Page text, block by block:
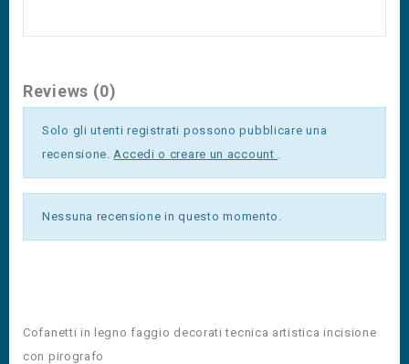
Reviews (0)
Solo gli utenti registrati possono pubblicare una
recensione.Accedi o creare un account .
Nessuna recensione in questo momento.
Cofanetti in legno faggio decorati tecnica artistica incisione
con pirografo